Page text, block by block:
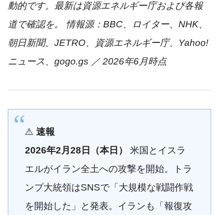
動的です。最新は資源エネルギー庁および各報
道で確認を。
情報源：BBC、ロイター、NHK、
朝日新聞、JETRO、資源エネルギー庁、Yahoo!
ニュース、gogo.gs ／ 2026年6月時点
⚠️速報
2026年2月28日（本日）
米国とイスラ
エルがイラン全土への攻撃を開始。トラ
ンプ大統領はSNSで「大規模な戦闘作戦
を開始した」と発表。イランも「報復攻